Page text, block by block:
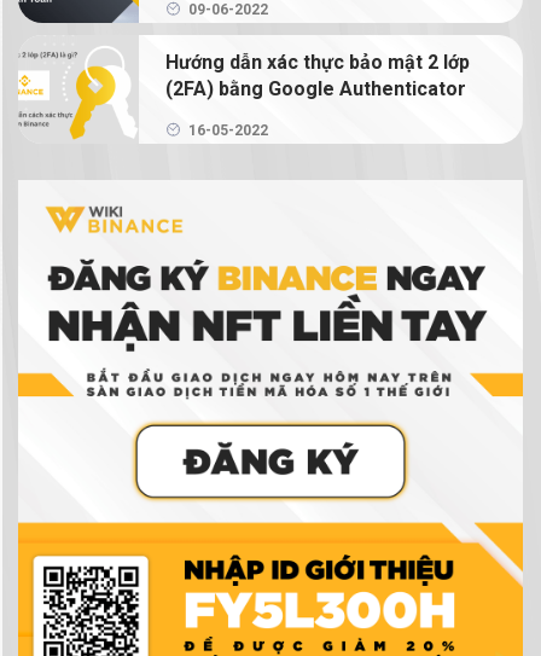
Margin Binance là gì? Hướng dẫn sử dụng Margin
trên Binance
Hướng dẫn chi tiết cách giao dịch Binance
Futures
NFT là gì? Hướng dẫn mua bán và tạo NFT trên
Binance
Ví tiền điện tử là gì? Có thực sự cần ví tiền điện
tử để giao dịch tiền điện tử không?
09-06-2022
Hướng dẫn xác thực bảo mật 2 lớp
(2FA) bằng Google Authenticator
16-05-2022